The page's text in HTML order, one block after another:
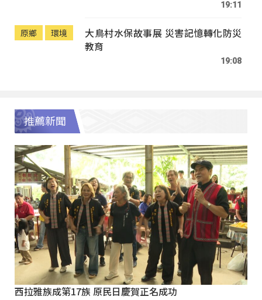
19:11
原鄉 環境
大鳥村水保故事展 災害記憶轉化防災
教育
19:08
推薦新聞
西拉雅族成第17族 原民日慶賀正名成功